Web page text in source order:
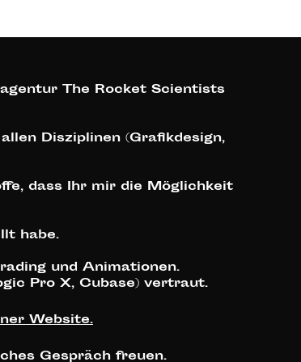
The Rocket Scientists
Disziplinen (Grafikdesign,
dass Ihr mir die Möglichkeit
habe.
und Animationen.
Pro X, Cubase) vertraut.
Website.
Gespräch freuen.